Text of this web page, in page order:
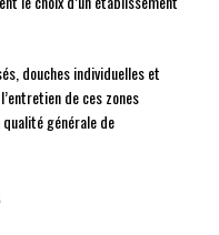
douches individuelles et
de ces zones
générale de